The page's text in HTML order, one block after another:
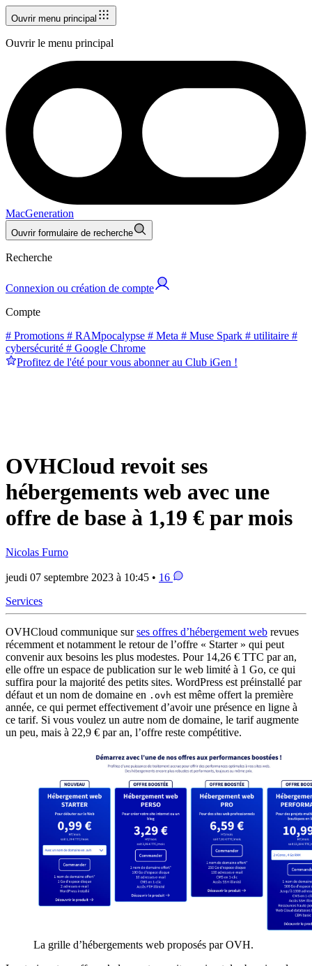
Ouvrir menu principal
Ouvrir le menu principal
MacGeneration
Ouvrir formulaire de recherche
Recherche
Connexion ou création de compte
Compte
# Promotions # RAMpocalypse # Meta # Muse Spark # utilitaire #
cybersécurité # Google Chrome
Profitez de l'été pour vous abonner au Club iGen !
OVHCloud revoit ses
hébergements web avec une
offre de base à 1,19 € par mois
Nicolas Furno
jeudi 07 septembre 2023 à 10:45 • 16
Services
OVHCloud communique surses offres d’hébergement web revues
récemment et notamment le retour de l’offre « Starter » qui peut
convenir aux besoins les plus modestes. Pour 14,26 € TTC par an,
elle offre un espace de publication sur le web limité à 1 Go, ce qui
suffira pour la majorité des petits sites. WordPress est préinstallé par
défaut et un nom de domaine en .ovh est même offert la première
année, ce qui permet effectivement d’avoir une présence en ligne à
ce tarif. Si vous voulez un autre nom de domaine, le tarif augmente
un peu, mais à 22,9 € par an, l’offre reste compétitive.
La grille d’hébergements web proposés par OVH.